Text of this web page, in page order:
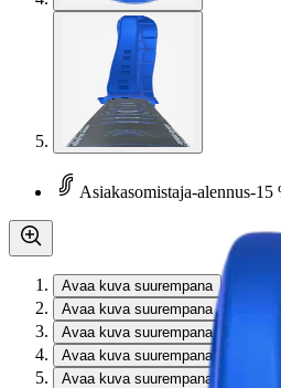
Asiakasomistaja-alennus-15
Avaa kuva suurempana
Avaa kuva suurempana
Avaa kuva suurempana
Avaa kuva suurempana
Avaa kuva suurempana